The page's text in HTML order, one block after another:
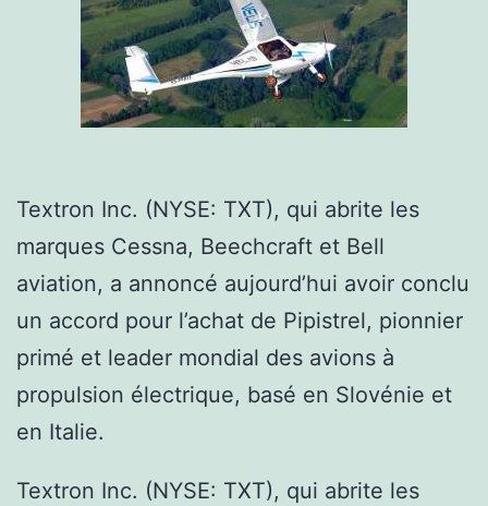
Textron Inc. (NYSE: TXT), qui abrite les
marques Cessna, Beechcraft et Bell
aviation, a annoncé aujourd’hui avoir conclu
un accord pour l’achat de Pipistrel, pionnier
primé et leader mondial des avions à
propulsion électrique, basé en Slovénie et
en Italie.
Textron Inc. (NYSE: TXT), qui abrite les